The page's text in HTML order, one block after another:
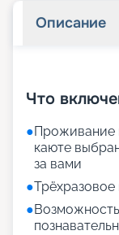
Описание
Что
●Проживание
каюте
за вами
●Трёхразовое
●